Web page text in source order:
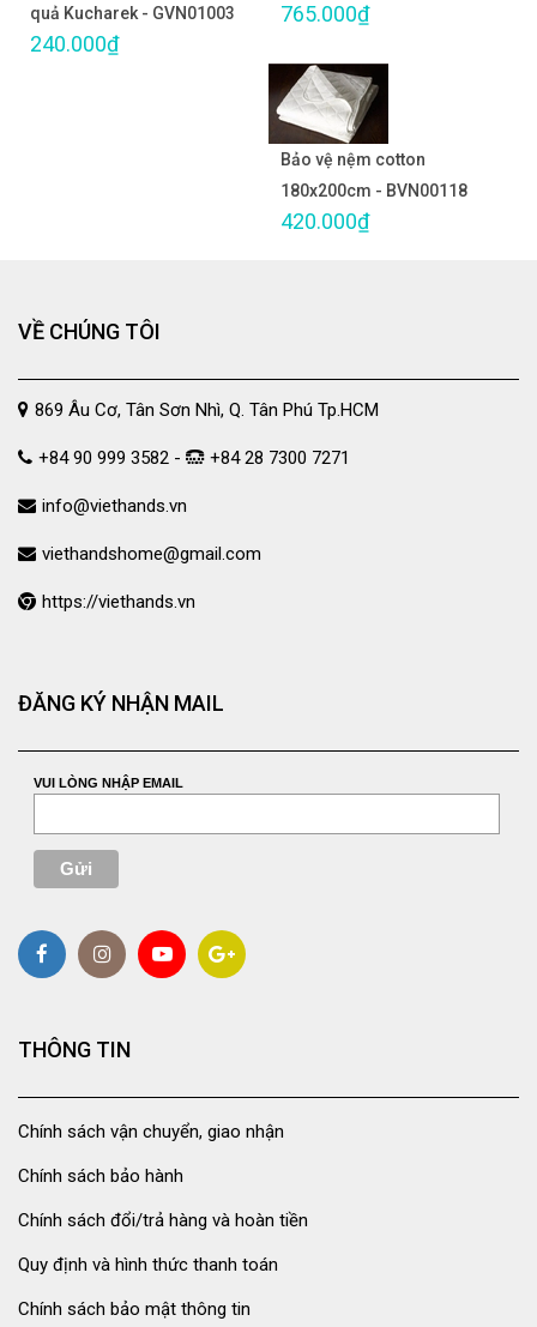
quả Kucharek - GVN01003
240.000₫
765.000₫
Bảo vệ nệm cotton
180x200cm - BVN00118
420.000₫
VỀ CHÚNG TÔI
869 Âu Cơ, Tân Sơn Nhì, Q. Tân Phú Tp.HCM
+84 90 999 3582 - +84 28 7300 7271
info@viethands.vn
viethandshome@gmail.com
https://viethands.vn
ĐĂNG KÝ NHẬN MAIL
VUI LÒNG NHẬP EMAIL
THÔNG TIN
Chính sách vận chuyển, giao nhận
Chính sách bảo hành
Chính sách đổi/trả hàng và hoàn tiền
Quy định và hình thức thanh toán
Chính sách bảo mật thông tin